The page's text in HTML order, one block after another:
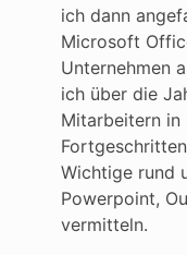
ich dann
Microsoft
Unternehmen
ich über die
Mitarbeitern in
Wichtige rund
Powerpoint,
vermitteln.